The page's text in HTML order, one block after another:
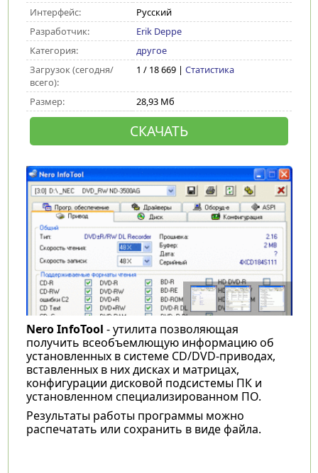
Интерфейс:
Русский
Разработчик:
Erik Deppe
Категория:
другое
Загрузок (сегодня/
всего):
1 / 18 669 | Статистика
Размер: 28,93 Мб
СКАЧАТЬ
Nero InfoTool - утилита позволяющая
получить всеобъемлющую информацию об
установленных в системе CD/DVD-приводах,
вставленных в них дисках и матрицах,
конфигурации дисковой подсистемы ПК и
установленном специализированном ПО.
Результаты работы программы можно
распечатать или сохранить в виде файла.